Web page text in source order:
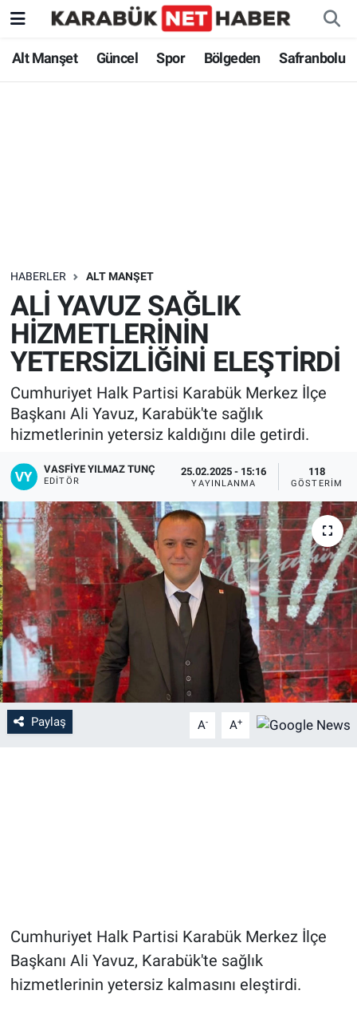
Alt Manşet Güncel Spor Bölgeden Safranbolu
HABERLER ALT MANŞET
ALİ YAVUZ SAĞLIK
HİZMETLERİNİN
YETERSİZLİĞİNİ ELEŞTİRDİ
Cumhuriyet Halk Partisi Karabük Merkez İlçe
Başkanı Ali Yavuz, Karabük'te sağlık
hizmetlerinin yetersiz kaldığını dile getirdi.
VASFIYE YILMAZ TUNÇ
EDITÖR
25.02.2025 - 15:16
YAYINLANMA
118
GÖSTERIM
Paylaş A- A+
Cumhuriyet Halk Partisi Karabük Merkez İlçe
Başkanı Ali Yavuz, Karabük'te sağlık
hizmetlerinin yetersiz kalmasını eleştirdi.